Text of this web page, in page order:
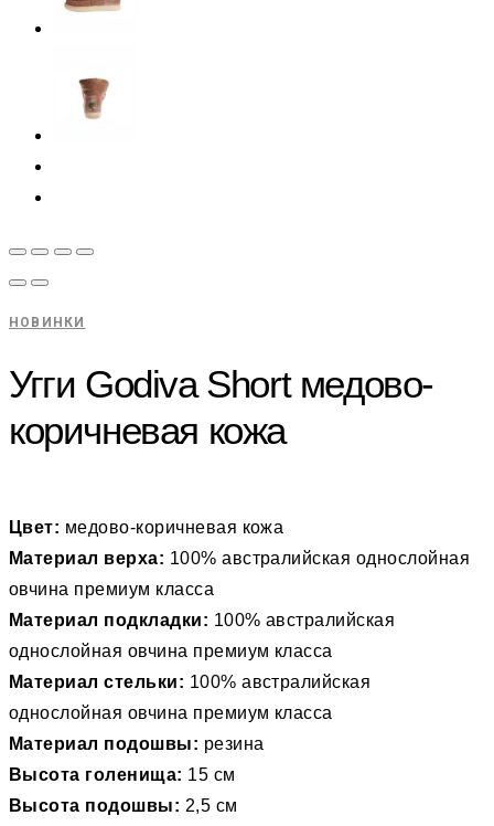
НОВИНКИ
Угги Godiva Short медово-
коричневая кожа
Цвет: медово-коричневая кожа
Материал верха: 100% австралийская однослойная
овчина премиум класса
Материал подкладки: 100% австралийская
однослойная овчина премиум класса
Материал стельки: 100% австралийская
однослойная овчина премиум класса
Материал подошвы: резина
Высота голенища: 15 см
Высота подошвы: 2,5 см